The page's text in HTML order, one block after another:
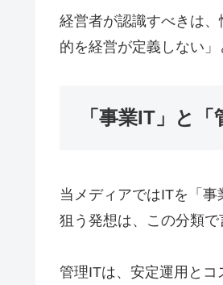
経営者が認識すべきは
的を経営が定義しない
「事業IT」と
当メディアではITを「
狙う発想は、この分類で
管理ITは、安定運用と